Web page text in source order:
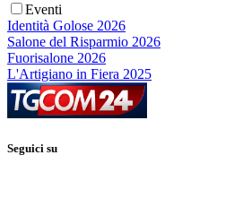
Eventi
Identità Golose 2026
Salone del Risparmio 2026
Fuorisalone 2026
L'Artigiano in Fiera 2025
Seguici su